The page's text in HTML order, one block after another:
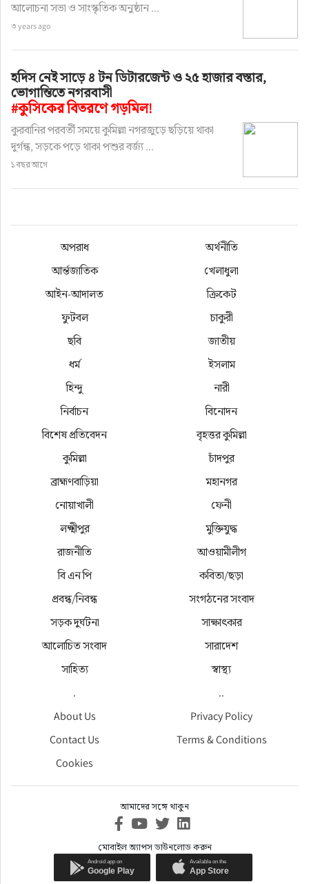
আলোচনা সভা ও সাংস্কৃতিক অনুষ্ঠান ...
৩ years ago
হদিস নেই সাড়ে ৪ টন ডিটারজেন্ট ও ২৫ হাজার বস্তার,
ভোগান্তিতে নগরবাসী
#কুসিকের বিতরণে গড়মিল!
কুরবানির পরবর্তী সময়ে কুমিল্লা নগরজুড়ে ছড়িয়ে থাকা
দুর্গন্ধ, সড়কে পড়ে থাকা পশুর বর্জ্য ...
১ বছর আগে
অপরাধ
অর্থনীতি
আর্ন্তজাতিক
খেলাধুলা
আইন-আদালত
ক্রিকেট
ফুটবল
চাকুরী
ছবি
জাতীয়
ধর্ম
ইসলাম
হিন্দু
নারী
নির্বাচন
বিনোদন
বিশেষ প্রতিবেদন
বৃহত্তর কুমিল্লা
কুমিল্লা
চাঁদপুর
ব্রাহ্মণবাড়িয়া
মহানগর
নোয়াখালী
ফেনী
লক্ষ্মীপুর
মুক্তিযুদ্ধ
রাজনীতি
আওয়ামীলীগ
বি এন পি
কবিতা/ছড়া
প্রবন্ধ/নিবন্ধ
সংগঠনের সংবাদ
সড়ক দুর্ঘটনা
সাক্ষাৎকার
আলোচিত সংবাদ
সারাদেশ
সাহিত্য
স্বাস্থ্য
.
..
About Us
Privacy Policy
Contact Us
Terms & Conditions
Cookies
আমাদের সঙ্গে থাকুন
মোবাইল অ্যাপস ডাউনলোড করুন